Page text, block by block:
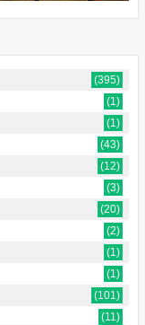
(395)
(1)
(1)
(43)
(12)
(3)
(20)
(2)
(1)
(1)
(101)
(11)